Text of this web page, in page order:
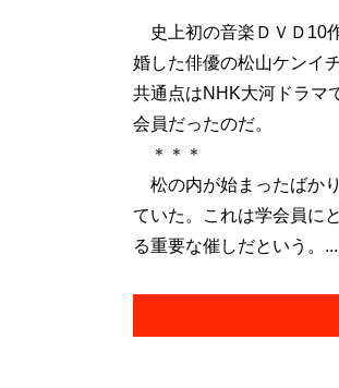
史上初の音楽ＤＶＤ10
婚した俳優の松山ケンイ
共通点はNHK大河ドラマ
会員だったのだ。
＊＊＊
松の内が始まったばか
ていた。これは学会員に
る重要な催しだという。...